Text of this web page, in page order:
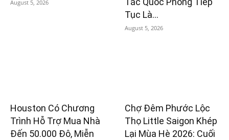
August 5, 2026
Tục Là...
August 5, 2026
Houston Có Chương
Trình Hỗ Trợ Mua Nhà
Đến 50.000 Đô, Miễn
Chợ Đêm Phước Lộc
Thọ Little Saigon Khép
Lại Mùa Hè 2026: Cuối